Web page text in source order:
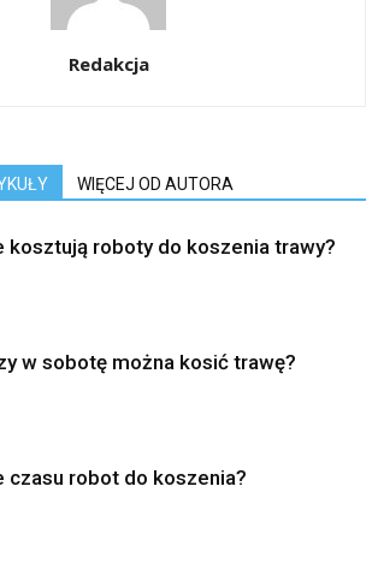
Redakcja
WIĘCEJ OD AUTORA
kosztują roboty do koszenia trawy?
w sobotę można kosić trawę?
czasu robot do koszenia?